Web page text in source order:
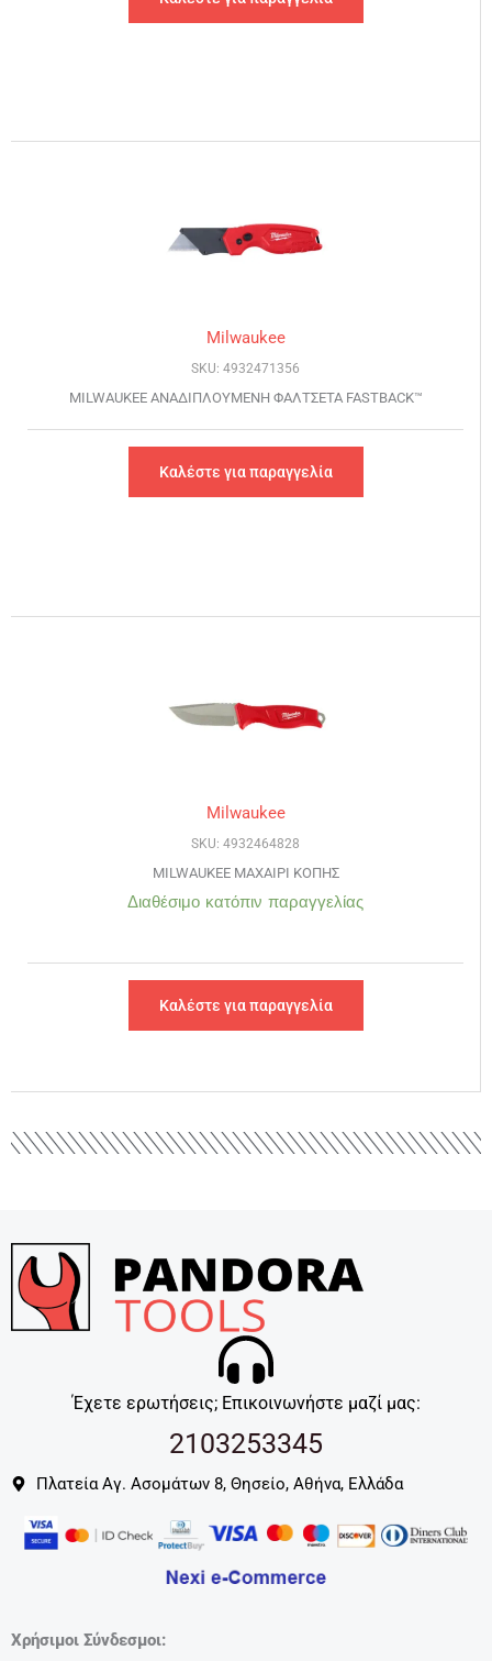
Milwaukee
SKU: 4932471356
MILWAUKEE ΑΝΑΔΙΠΛΟΥΜΕΝΗ ΦΑΛΤΣΕΤΑ FASTBACK™
Καλέστε για παραγγελία
Milwaukee
SKU: 4932464828
MILWAUKEE ΜΑΧΑΙΡΙ ΚΟΠΗΣ
Διαθέσιμο κατόπιν παραγγελίας
Καλέστε για παραγγελία
Έχετε ερωτήσεις; Επικοινωνήστε μαζί μας:
2103253345
Πλατεία Αγ. Ασομάτων 8, Θησείο, Αθήνα, Ελλάδα
Χρήσιμοι Σύνδεσμοι: